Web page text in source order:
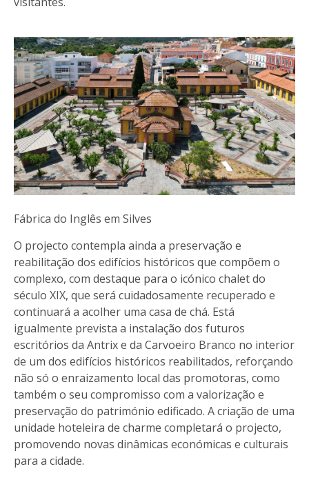
Fábrica do Inglês em Silves
O projecto contempla ainda a preservação e
reabilitação dos edifícios históricos que compõem o
complexo, com destaque para o icónico chalet do
século XIX, que será cuidadosamente recuperado e
continuará a acolher uma casa de chá. Está
igualmente prevista a instalação dos futuros
escritórios da Antrix e da Carvoeiro Branco no interior
de um dos edifícios históricos reabilitados, reforçando
não só o enraizamento local das promotoras, como
também o seu compromisso com a valorização e
preservação do património edificado. A criação de uma
unidade hoteleira de charme completará o projecto,
promovendo novas dinâmicas económicas e culturais
para a cidade.